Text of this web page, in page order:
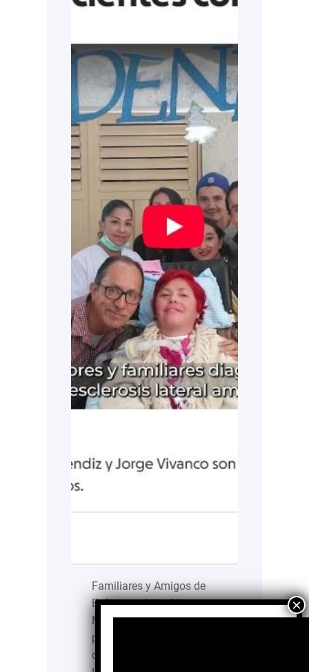
Familiares y Amigos de
Enfermos de La Neurona
Motora AC atiende a
pacientes con
diagnóstico de Esclerosis